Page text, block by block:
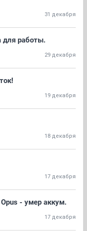
31 декабря
для работы.
29 декабря
19 декабря
18 декабря
17 декабря
- умер аккум.
17 декабря